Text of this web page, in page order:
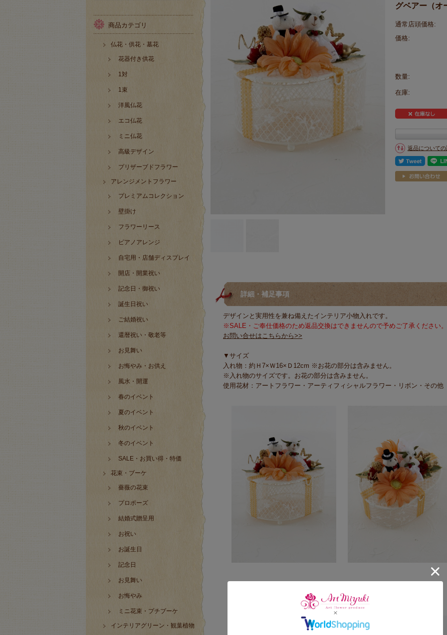
グベアー（オ
通常店頭価格:
価格:
数量:
在庫:
返品について
詳細・補足事項
デザインと実用性を兼ね備えたインテリア小物入れです。
※SALE・ご奉仕価格のため返品交換はできませんので予めご了承ください。
お問い合せはこちらから>>
▼サイズ
入れ物：約Ｈ7×Ｗ16×Ｄ12cm ※お花の部分は含みません。
※入れ物のサイズです。お花の部分は含みません。
使用花材：アートフラワー・アーティフィシャルフラワー・リボン・その他
商品カテゴリ
仏花・供花・墓花
花器付き供花
1対
1束
洋風仏花
エコ仏花
ミニ仏花
高級デザイン
プリザーブドフラワー
アレンジメントフラワー
プレミアムコレクション
壁掛け
フラワーリース
ピアノアレンジ
自宅用・店舗ディスプレイ
開店・開業祝い
記念日・御祝い
誕生日祝い
ご結婚祝い
還暦祝い・敬老等
お見舞い
お悔やみ・お供え
風水・開運
春のイベント
夏のイベント
秋のイベント
冬のイベント
SALE・お買い得・特価
花束・ブーケ
薔薇の花束
プロポーズ
結婚式贈呈用
お祝い
お誕生日
記念日
お見舞い
お悔やみ
ミニ花束・プチブーケ
インテリアグリーン・観葉植物